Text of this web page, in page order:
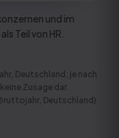
und im
Teil von HR.
Deutschland; je nach
Zusage dar.
Deutschland)